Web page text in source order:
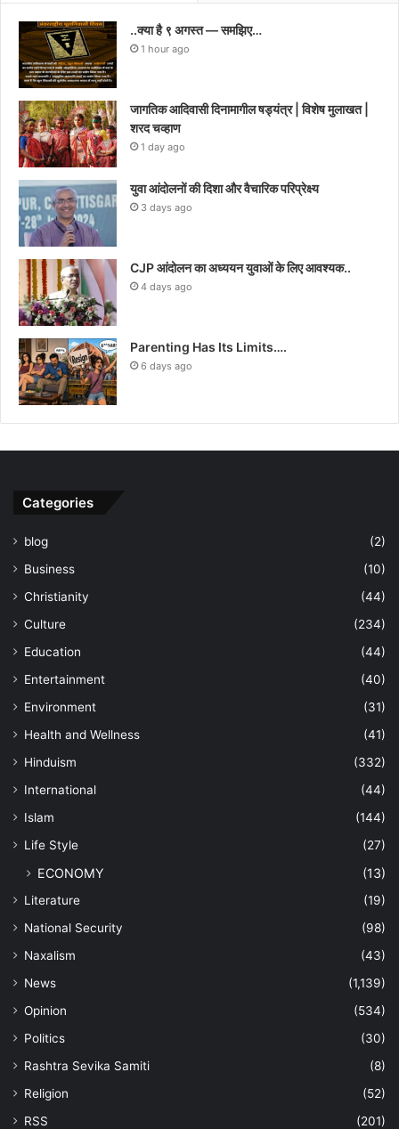
..क्या है ९ अगस्त — समझिए…
1 hour ago
जागतिक आदिवासी दिनामागील षड्यंत्र | विशेष मुलाखत |
शरद चव्हाण
1 day ago
युवा आंदोलनों की दिशा और वैचारिक परिप्रेक्ष्य
3 days ago
CJP आंदोलन का अध्ययन युवाओं के लिए आवश्यक..
4 days ago
Parenting Has Its Limits….
6 days ago
Categories
blog
(2)
Business
(10)
Christianity
(44)
Culture
(234)
Education
(44)
Entertainment
(40)
Environment
(31)
Health and Wellness
(41)
Hinduism
(332)
International
(44)
Islam
(144)
Life Style
(27)
ECONOMY (13)
Literature
(19)
National Security
(98)
Naxalism
(43)
News
(1,139)
Opinion
(534)
Politics
(30)
Rashtra Sevika Samiti
(8)
Religion
(52)
RSS
(201)